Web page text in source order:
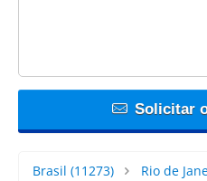
Solicitar
Brasil (11273) Rio de